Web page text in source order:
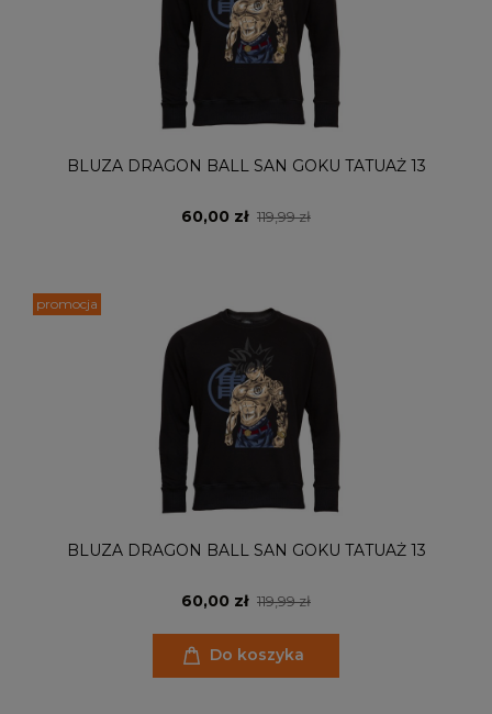
BLUZA DRAGON BALL SAN GOKU TATUAŻ 13
60,00 zł 119,99 zł
BLUZA DRAGON BALL SAN GOKU TATUAŻ 13
60,00 zł 119,99 zł
Do koszyka
promocja